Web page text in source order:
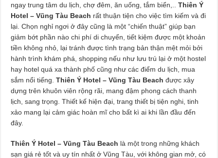
ngay trung tâm du lịch, chợ đêm, ăn uống, tắm biển,..Thiên Ý
Hotel – Vũng Tàu Beach rất thuận tiện cho việc tìm kiếm và đi
lại. Chọn nghỉ ngơi ở đây cũng là một “chiến thuật” giúp bạn
giảm bớt phần nào chi phí di chuyển, tiết kiệm được một khoản
tiền không nhỏ, lại tránh được tình trạng bản thận mệt mỏi bởi
hành trình khám phá, shopping nếu như lưu trú lại ở một hostel
hay hotel quá xa thành phố cũng như các điểm du lịch, mua
sắm nổi tiếng.Thiên Ý Hotel – Vũng Tàu Beach được xây
dựng trên khuôn viên rộng rãi, mang đậm phong cách thanh
lịch, sang trọng. Thiết kế hiện đại, trang thiết bị tiện nghi, tinh
xảo mang lại cảm giác hoàn mĩ cho bất kì ai khi lần đầu đến
đây.
Thiên Ý Hotel – Vũng Tàu Beach là một trong những khách
sạn giá rẻ tốt và uy tín nhất ở Vũng Tàu, với không gian mở, có